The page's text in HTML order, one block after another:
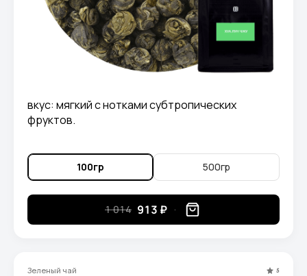
вкус: мягкий с нотками субтропических
фруктов.
100гр 500гр
1 014 913 ₽
Зеленый чай 5